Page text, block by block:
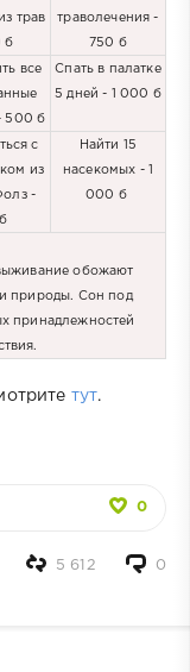
трав
б
траволечения -
750 б
все
500 б
Спать в палатке
5 дней - 1 000 б
с
из
-
Найти 15
насекомых - 1
000 б
обожают
природы. Сон под
принадлежностей
тут.
0
0
5 612